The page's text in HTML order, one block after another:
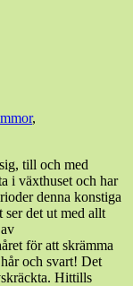
,
till och med
i växthuset och har
denna konstiga
det ut med allt
för att skrämma
och svart! Det
Hittills